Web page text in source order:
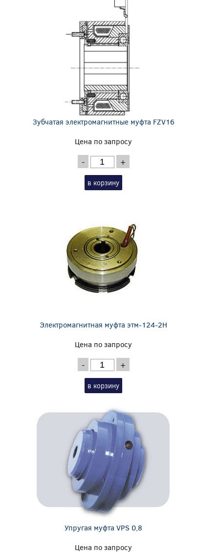
Зубчатая электромагнитные муфта FZV16
Цена по запросу
- +
в корзину
Электромагнитная муфта этм-124-2Н
Цена по запросу
- +
в корзину
Упругая муфта VPS 0,8
Цена по запросу